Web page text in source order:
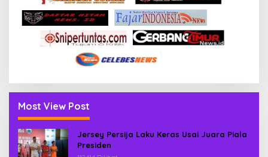
Most View Post
Jersey Persija Laku Keras Usai Juara Piala
Presiden